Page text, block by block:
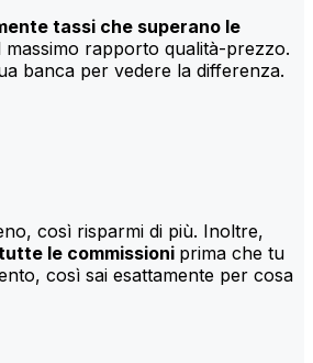
tassi che superano le
rapporto qualità-prezzo.
banca per vedere la differenza.
così risparmi di più. Inoltre,
le commissioni prima che tu
così sai esattamente per cosa